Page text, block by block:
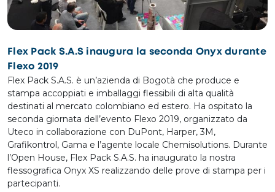
Flex Pack S.A.S inaugura la seconda Onyx durante
Flexo 2019
Flex Pack S.A.S. è un’azienda di Bogotà che produce e
stampa accoppiati e imballaggi flessibili di alta qualità
destinati al mercato colombiano ed estero. Ha ospitato la
seconda giornata dell’evento Flexo 2019, organizzato da
Uteco in collaborazione con DuPont, Harper, 3M,
Grafikontrol, Gama e l’agente locale Chemisolutions. Durante
l’Open House, Flex Pack S.A.S. ha inaugurato la nostra
flessografica Onyx XS realizzando delle prove di stampa per i
partecipanti.